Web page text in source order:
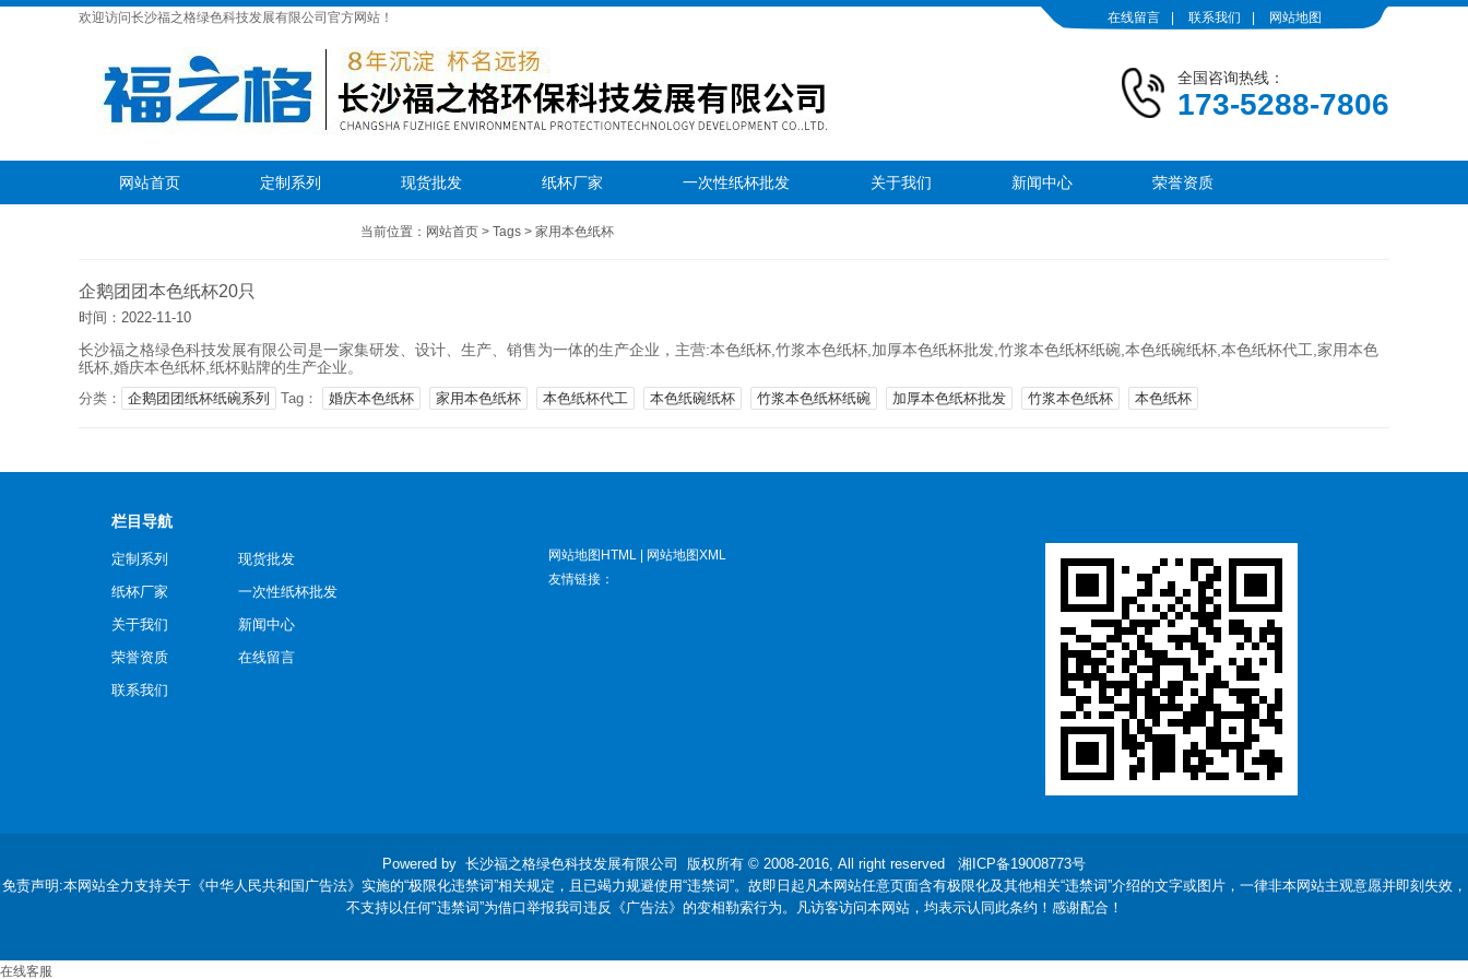
在线留言 联系我们 网站地图
欢迎访问长沙福之格绿色科技发展有限公司官方网站！
全国咨询热线：
173-5288-7806
网站首页 定制系列 现货批发 纸杯厂家 一次性纸杯批发 关于我们 新闻中心 荣誉资质
当前位置： 网站首页 >Tags >家用本色纸杯
企鹅团团本色纸杯20只
时间：2022-11-10
长沙福之格绿色科技发展有限公司是一家集研发、设计、生产、销售为一体的生产企业，主营:本色纸杯,竹浆本色纸杯,加厚本色纸杯批发,竹浆本色纸杯纸碗,本色纸碗纸杯,本色纸杯代工,家用本色
纸杯,婚庆本色纸杯,纸杯贴牌的生产企业。
分类： 企鹅团团纸杯纸碗系列 Tag： 婚庆本色纸杯 家用本色纸杯 本色纸杯代工 本色纸碗纸杯 竹浆本色纸杯纸碗 加厚本色纸杯批发 竹浆本色纸杯 本色纸杯
栏目导航
定制系列
现货批发
纸杯厂家
一次性纸杯批发
关于我们
新闻中心
荣誉资质
在线留言
联系我们
网站地图HTML
网站地图XML
友情链接：
Powered by 长沙福之格绿色科技发展有限公司 版权所有 © 2008-2016, All right reserved 湘ICP备19008773号
免责声明:本网站全力支持关于《中华人民共和国广告法》实施的“极限化违禁词”相关规定，且已竭力规避使用“违禁词”。故即日起凡本网站任意页面含有极限化及其他相关“违禁词”介绍的文字或图片，一律非本网站主观意愿并即刻失效，
不支持以任何"违禁词”为借口举报我司违反《广告法》的变相勒索行为。凡访客访问本网站，均表示认同此条约！感谢配合！
在线客服